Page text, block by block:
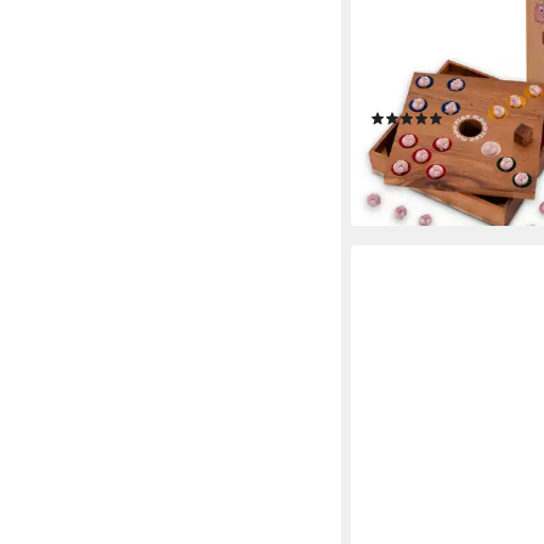
Spiel Original Funny
Familienspiel,
Lustiges
aus Holz &
(23)
33,99 €
lieferbar - in 2-3